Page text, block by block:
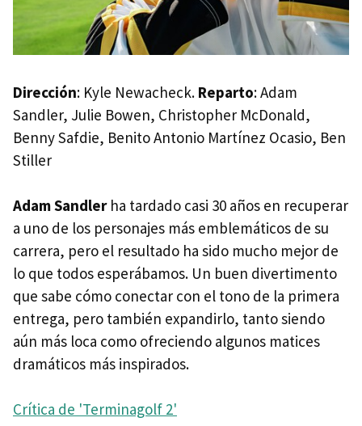
Dirección: Kyle Newacheck. Reparto: Adam
Sandler, Julie Bowen, Christopher McDonald,
Benny Safdie, Benito Antonio Martínez Ocasio, Ben
Stiller
Adam Sandlerha tardado casi 30 años en recuperar
a uno de los personajes más emblemáticos de su
carrera, pero el resultado ha sido mucho mejor de
lo que todos esperábamos. Un buen divertimento
que sabe cómo conectar con el tono de la primera
entrega, pero también expandirlo, tanto siendo
aún más loca como ofreciendo algunos matices
dramáticos más inspirados.
Crítica de 'Terminagolf 2'